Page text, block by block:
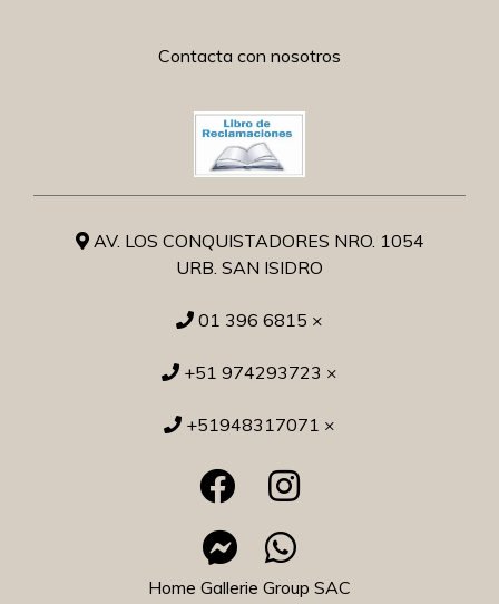
Contacta con nosotros
AV. LOS CONQUISTADORES NRO. 1054
URB. SAN ISIDRO
01 396 6815 ×
+51 974293723 ×
+51948317071 ×
Home Gallerie Group SAC